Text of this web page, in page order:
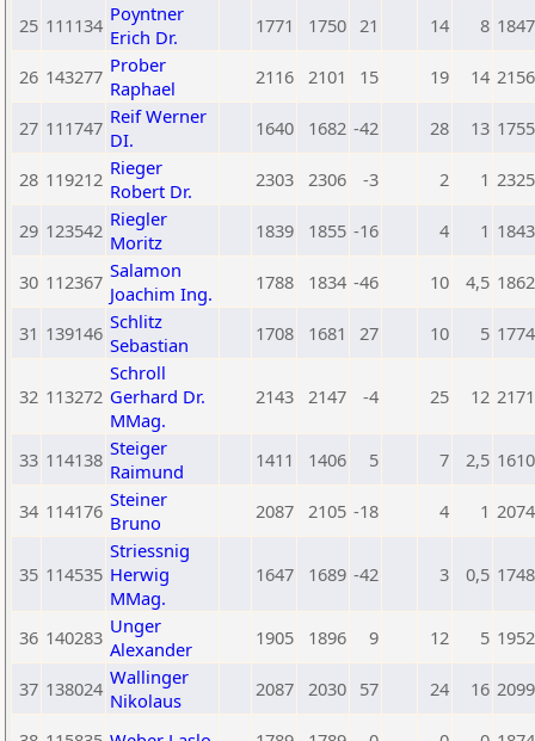
25 111134 Poyntner
Erich Dr.
1771 1750 21 14 8 1847
26 143277 Prober
Raphael
2116 2101 15 19 14 2156
27 111747 Reif Werner
DI.
1640 1682 -42 28 13 1755
28 119212 Rieger
Robert Dr.
2303 2306 -3 2 1 2325
29 123542 Riegler
Moritz
1839 1855 -16 4 1 1843
30 112367 Salamon
Joachim Ing.
1788 1834 -46 10 4,5 1862
31 139146 Schlitz
Sebastian
1708 1681 27 10 5 1774
32 113272
Schroll
Gerhard Dr.
MMag.
2143 2147 -4 25 12 2171
33 114138 Steiger
Raimund
1411 1406 5 7 2,5 1610
34 114176 Steiner
Bruno
2087 2105 -18 4 1 2074
35 114535
Striessnig
Herwig
MMag.
1647 1689 -42 3 0,5 1748
36 140283 Unger
Alexander
1905 1896 9 12 5 1952
37 138024 Wallinger
Nikolaus
2087 2030 57 24 16 2099